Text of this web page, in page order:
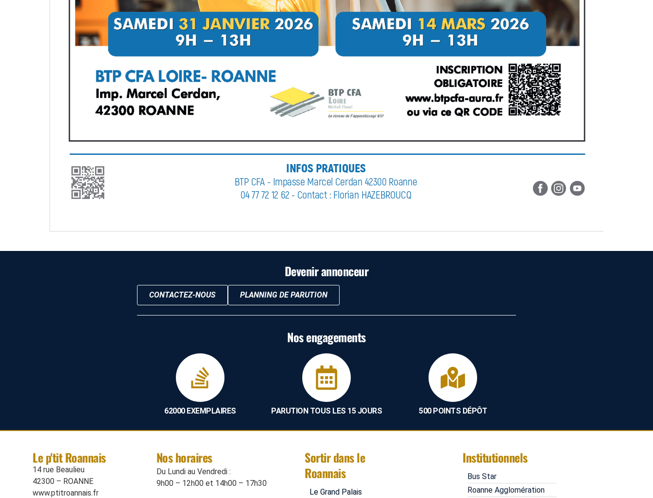
Devenir annonceur
CONTACTEZ-NOUS PLANNING DE PARUTION
Nos engagements
62000 EXEMPLAIRES PARUTION TOUS LES 15 JOURS 500 POINTS DÉPÔT
Le p'tit Roannais
14 rue Beaulieu
42300 – ROANNE
www.ptitroannais.fr
Nos horaires
Du Lundi au Vendredi :
9h00 – 12h00 et 14h00 – 17h30
Sortir dans le
Roannais
Le Grand Palais
Institutionnels
Bus Star
Roanne Agglomération